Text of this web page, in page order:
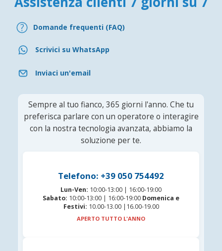
Domande frequenti (FAQ)
Scrivici su WhatsApp
Inviaci un'email
Sempre al tuo fianco, 365 giorni l'anno. Che tu
preferisca parlare con un operatore o interagire
con la nostra tecnologia avanzata, abbiamo la
soluzione per te.
Telefono: +39 050 754492
Lun-Ven: 10:00-13:00 | 16:00-19:00
Sabato: 10:00-13:00 | 16:00-19:00 Domenica e
Festivi: 10.00-13.00 |16.00-19.00
APERTO TUTTO L'ANNO